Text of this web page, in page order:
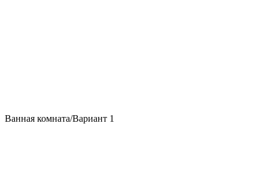
Ванная комната/Вариант 1